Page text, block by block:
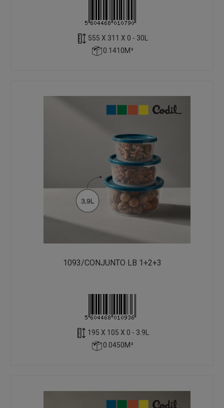
555 X 311 X 0 - 30L
0.1410M³
1093/CONJUNTO LB 1+2+3
195 X 105 X 0 - 3.9L
0.0450M³